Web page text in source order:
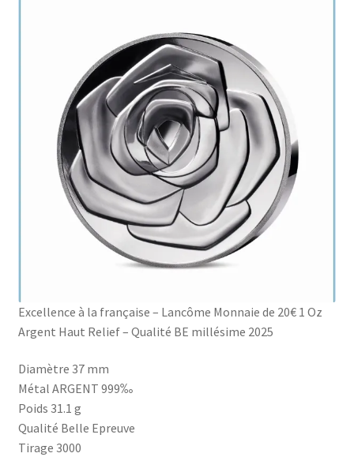
Excellence à la française – Lancôme Monnaie de 20€ 1 Oz
Argent Haut Relief – Qualité BE millésime 2025
Diamètre 37 mm
Métal ARGENT 999‰
Poids 31.1 g
Qualité Belle Epreuve
Tirage 3000